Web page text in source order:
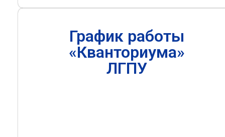
График работы
«Кванториума»
ЛГПУ